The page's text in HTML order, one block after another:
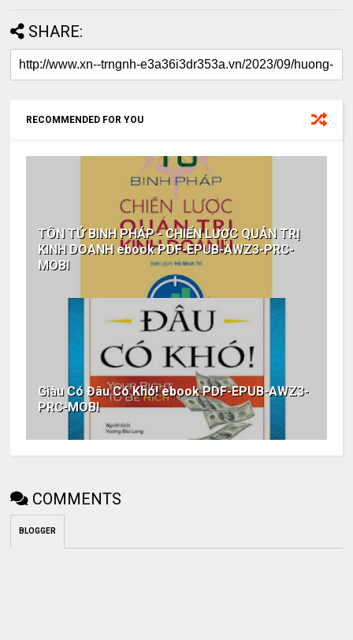
SHARE:
RECOMMENDED FOR YOU
TÔN TỬ BINH PHÁP - CHIẾN LƯỢC QUẢN TRỊ
KINH DOANH ebook PDF-EPUB-AWZ3-PRC-
MOBI
Giàu Có Đâu Có Khó! ebook PDF-EPUB-AWZ3-
PRC-MOBI
COMMENTS
BLOGGER